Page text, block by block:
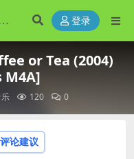
登录
or Tea (2004)
M4A]
120 0
评论建议